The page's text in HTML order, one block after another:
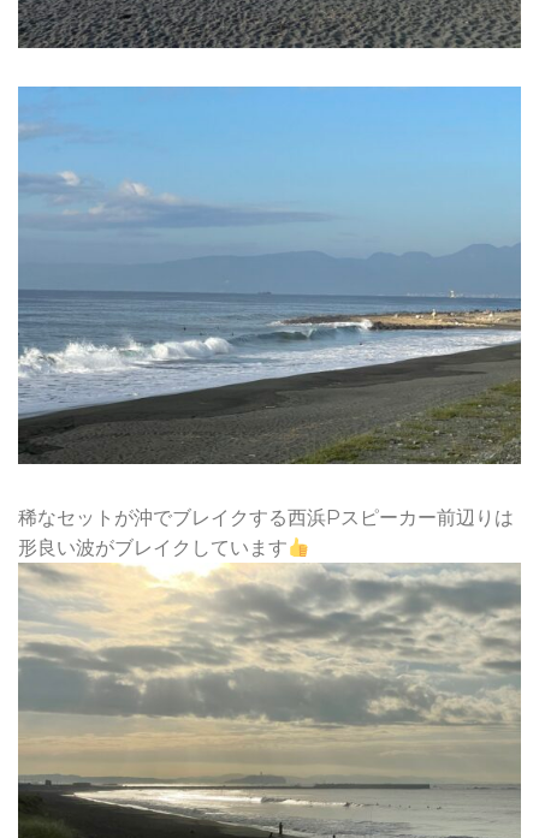
稀なセットが沖でブレイクする西浜Pスピーカー前辺りは
形良い波がブレイクしています